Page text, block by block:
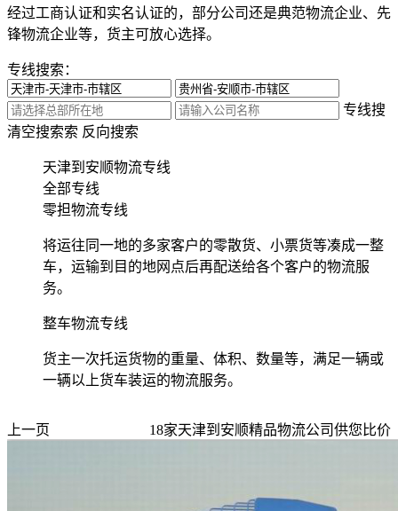
经过工商认证和实名认证的，部分公司还是典范物流企业、先
锋物流企业等，货主可放心选择。
专线搜索：
专线搜
索 反向搜索
清空搜索
天津到安顺物流专线
全部专线
零担物流专线
将运往同一地的多家客户的零散货、小票货等凑成一整
车，运输到目的地网点后再配送给各个客户的物流服
务。
整车物流专线
货主一次托运货物的重量、体积、数量等，满足一辆或
一辆以上货车装运的物流服务。
18家天津到安顺精品物流公司供您比价
上一页